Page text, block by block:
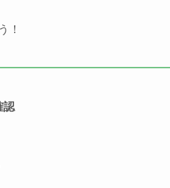
！